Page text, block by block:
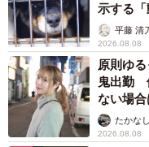
示する
平藤 清
2026.08.08
原則ゆ
鬼出勤
ない場
ストに
たかな
2026.08.08